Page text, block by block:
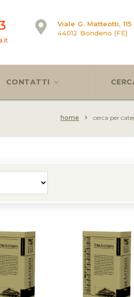
Viale G. Matteotti, 115
44012 Bondeno (FE)
CONTATTI
home cerca per